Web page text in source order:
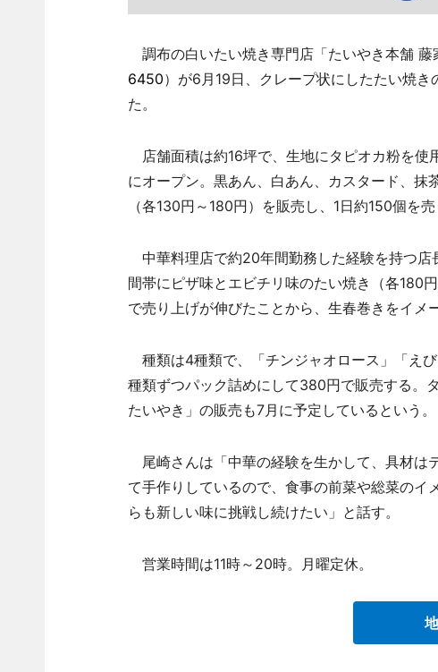
調布の白いたい焼き専門店「たいやき本舗
6450）が6月19日、クレープ状にしたたい焼
た。
店舗面積は約16坪で、生地にタピオカ粉を使
にオープン。黒あん、白あん、カスタード、抹
（各130円～180円）を販売し、1日約150個を売
中華料理店で約20年間勤務した経験を持つ店
間帯にピザ味とエビチリ味のたい焼き（各180
で売り上げが伸びたことから、生春巻きをイメ
種類は4種類で、「チンジャオロース」「え
種類ずつパック詰めにして380円で販売する。
たいやき」の販売も7月に予定しているという。
尾崎さんは「中華の経験を生かして、具材は
て手作りしているので、食事の前菜や総菜の
らも新しい味に挑戦し続けたい」と話す。
営業時間は11時～20時。月曜定休。